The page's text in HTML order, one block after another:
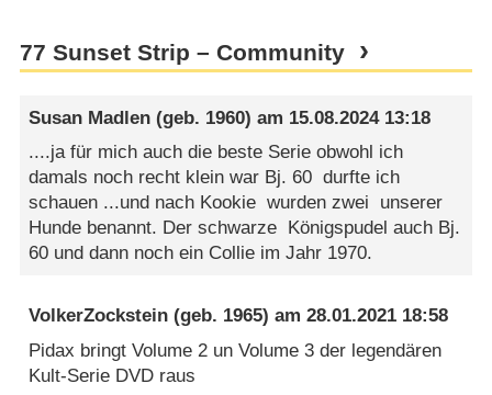
77 Sunset Strip – Community
Susan Madlen (geb. 1960) am 15.08.2024 13:18
....ja für mich auch die beste Serie obwohl ich
damals noch recht klein war Bj. 60 durfte ich
schauen ...und nach Kookie wurden zwei unserer
Hunde benannt. Der schwarze Königspudel auch Bj.
60 und dann noch ein Collie im Jahr 1970.
VolkerZockstein (geb. 1965) am28.01.2021 18:58
Pidax bringt Volume 2 un Volume 3 der legendären
Kult-Serie DVD raus